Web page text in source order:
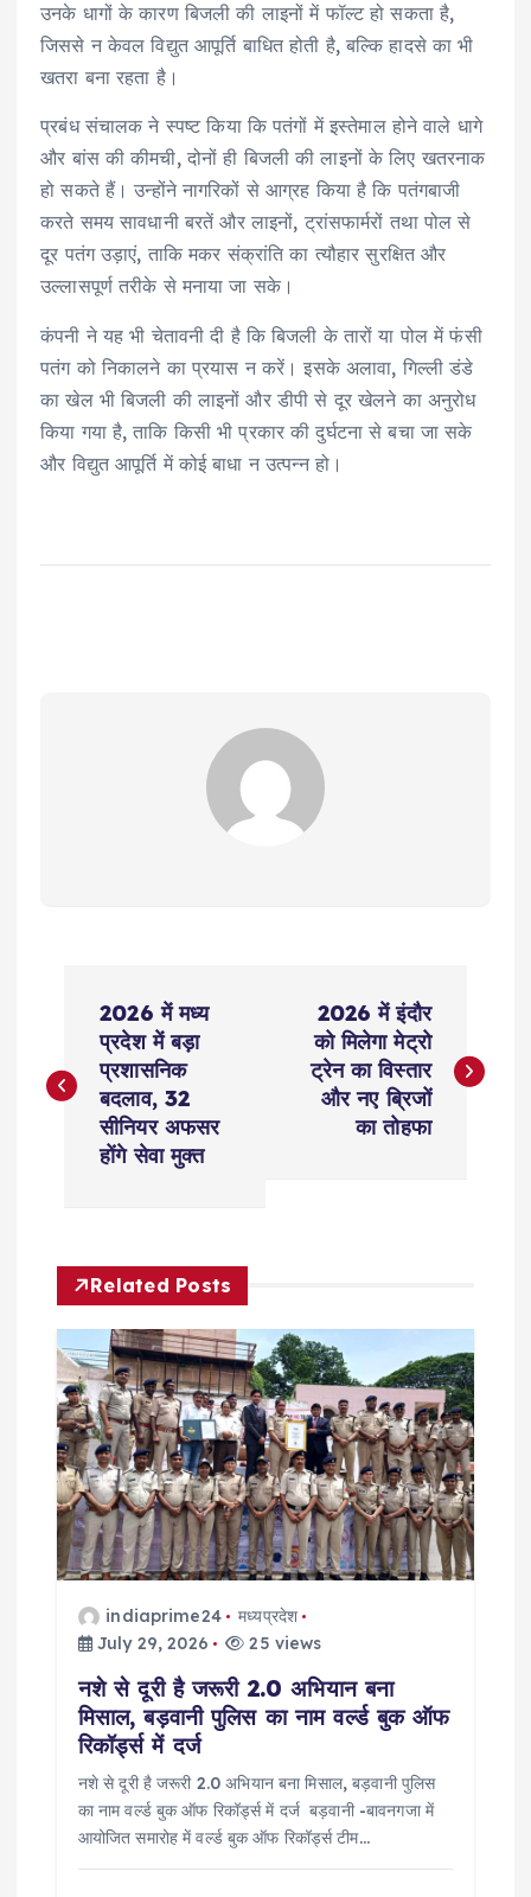
उनके धागों के कारण बिजली की लाइनों में फॉल्ट हो सकता है,
जिससे न केवल विद्युत आपूर्ति बाधित होती है, बल्कि हादसे का भी
खतरा बना रहता है।
प्रबंध संचालक ने स्पष्ट किया कि पतंगों में इस्तेमाल होने वाले धागे
और बांस की कीमची, दोनों ही बिजली की लाइनों के लिए खतरनाक
हो सकते हैं। उन्होंने नागरिकों से आग्रह किया है कि पतंगबाजी
करते समय सावधानी बरतें और लाइनों, ट्रांसफार्मरों तथा पोल से
दूर पतंग उड़ाएं, ताकि मकर संक्रांति का त्यौहार सुरक्षित और
उल्लासपूर्ण तरीके से मनाया जा सके।
कंपनी ने यह भी चेतावनी दी है कि बिजली के तारों या पोल में फंसी
पतंग को निकालने का प्रयास न करें। इसके अलावा, गिल्ली डंडे
का खेल भी बिजली की लाइनों और डीपी से दूर खेलने का अनुरोध
किया गया है, ताकि किसी भी प्रकार की दुर्घटना से बचा जा सके
और विद्युत आपूर्ति में कोई बाधा न उत्पन्न हो।
s
a
v
g
a
t
2026 में मध्य
प्रदेश में बड़ा
प्रशासनिक
बदलाव, 32
सीनियर अफसर
होंगे सेवा मुक्त
2026 में इंदौर
को मिलेगा मेट्रो
ट्रेन का विस्तार
और नए ब्रिजों
का तोहफा
Related Posts
indiaprime24
मध्यप्रदेश
July 29, 2026
25 views
नशे से दूरी है जरूरी 2.0 अभियान बना
मिसाल, बड़वानी पुलिस का नाम वर्ल्ड बुक ऑफ
रिकॉर्ड्स में दर्ज
नशे से दूरी है जरूरी 2.0 अभियान बना मिसाल, बड़वानी पुलिस
का नाम वर्ल्ड बुक ऑफ रिकॉर्ड्स में दर्ज बड़वानी -बावनगजा में
आयोजित समारोह में वर्ल्ड बुक ऑफ रिकॉर्ड्स टीम…